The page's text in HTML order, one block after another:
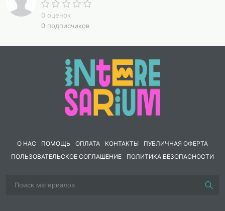
0 оценок
0 подписчиков
О НАС ПОМОЩЬ ОПЛАТА КОНТАКТЫ
ПУБЛИЧНАЯ ОФЕРТА
ПОЛЬЗОВАТЕЛЬСКОЕ СОГЛАШЕНИЕ
ПОЛИТИКА БЕЗОПАСНОСТИ